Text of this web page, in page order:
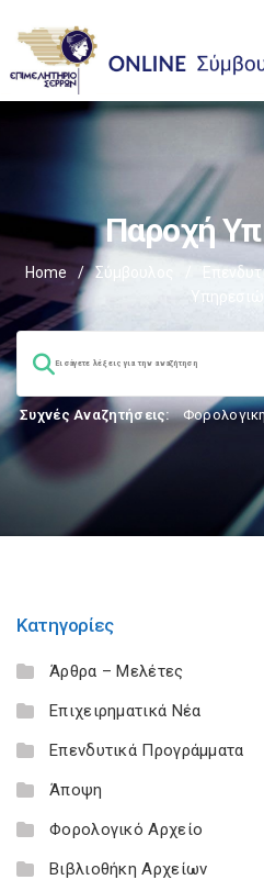
Παροχή
Home / Σύμβουλος
Υπηρεσιών
Συχνές Αναζητήσεις:
Κατηγορίες
Άρθρα – Μελέτες
Επιχειρηματικά Νέα
Επενδυτικά Προγράμματα
Άποψη
Φορολογικό Αρχείο
Βιβλιοθήκη Αρχείων